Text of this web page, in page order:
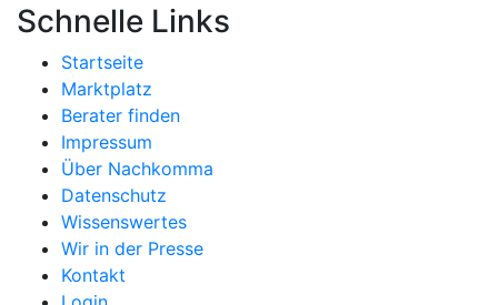
Schnelle Links
Startseite
Marktplatz
Berater finden
Impressum
Über Nachkomma
Datenschutz
Wissenswertes
Wir in der Presse
Kontakt